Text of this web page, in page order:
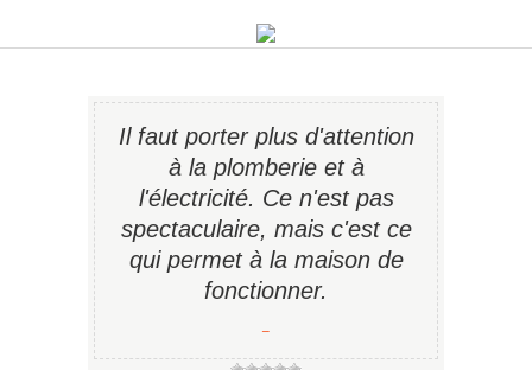
Il faut porter plus d'attention
à la plomberie et à
l'électricité. Ce n'est pas
spectaculaire, mais c'est ce
qui permet à la maison de
fonctionner.
−